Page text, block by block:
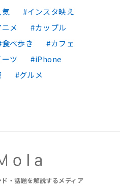
気
インスタ映え
ニメ
カップル
食べ歩き
カフェ
ーツ
iPhone
グルメ
・話題を解説するメディア